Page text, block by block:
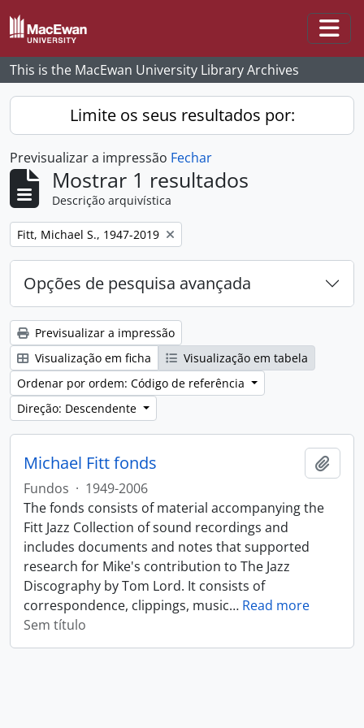
Skip to main content
This is the MacEwan University Library Archives
Limite os seus resultados por:
Previsualizar a impressão Fechar
Mostrar 1 resultados
Descrição arquivística
Remove filter:
Fitt, Michael S., 1947-2019
Opções de pesquisa avançada
Previsualizar a impressão
Visualização em ficha
Visualização em tabela
Ordenar por ordem: Código de referência
Direção: Descendente
Michael Fitt fonds
Fundos · 1949-2006
The fonds consists of material accompanying the
Fitt Jazz Collection of sound recordings and
includes documents and notes that supported
research for Mike's contribution to The Jazz
Discography by Tom Lord. It consists of
correspondence, clippings, music… Read more
Sem título